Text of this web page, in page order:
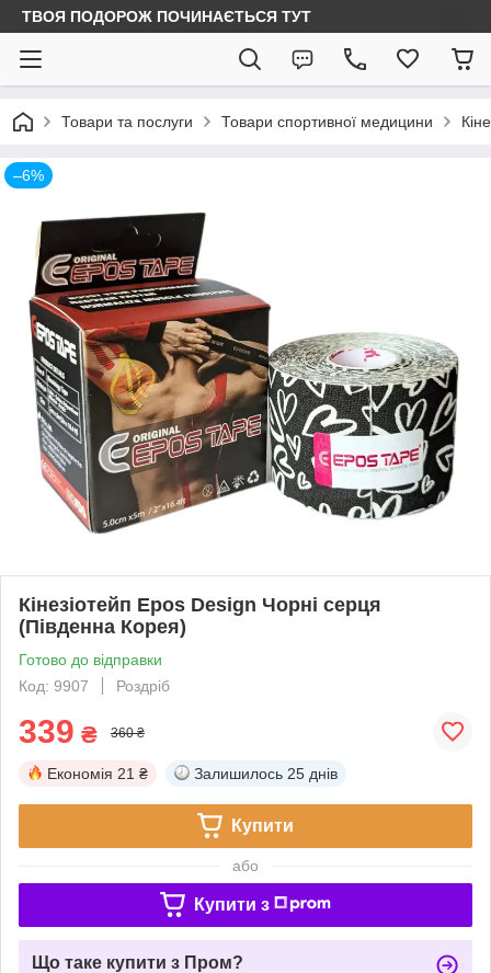
ТВОЯ ПОДОРОЖ ПОЧИНАЄТЬСЯ ТУТ
Товари та послуги Товари спортивної медицини
–6%
Кінезіотейп Epos Design Чорні серця
(Південна Корея)
Готово до відправки
Код: 9907
Роздріб
339 ₴ 360 ₴
Економія 21 ₴ Залишилось 25 днів
Купити
або
Купити з
Що таке купити з Пром?